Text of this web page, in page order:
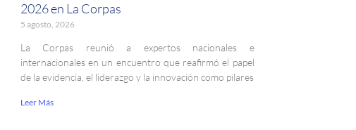
2026 en La Corpas
5 agosto, 2026
La Corpas reunió a expertos nacionales e
internacionales en un encuentro que reafirmó el papel
de la evidencia, el liderazgo y la innovación como pilares
Leer Más